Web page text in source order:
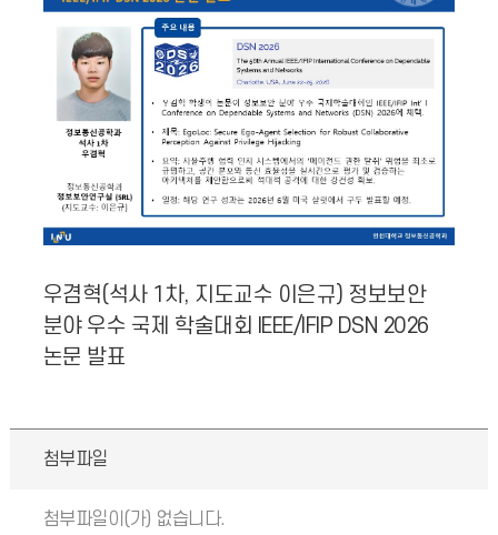
우겸혁(석사 1차, 지도교수 이은규) 정보보안
분야 우수 국제 학술대회 IEEE/IFIP DSN 2026
논문 발표
첨부파일
첨부파일이(가) 없습니다.